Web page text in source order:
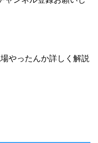
やったんか詳しく解説